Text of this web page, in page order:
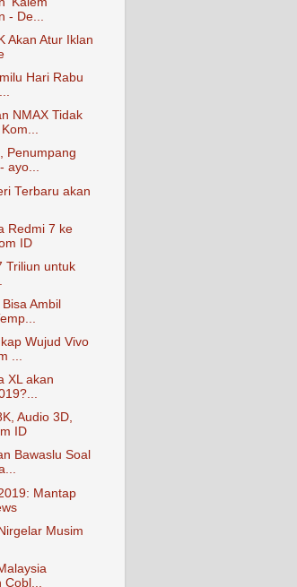
- De...
Akan Atur Iklan
Hari Rabu
NMAX Tidak
Penumpang
ayo...
Terbaru akan
Redmi 7 ke
ID
Triliun untuk
Ambil
Wujud Vivo
...
XL akan
Audio 3D,
ID
Bawaslu Soal
Mantap
Musim